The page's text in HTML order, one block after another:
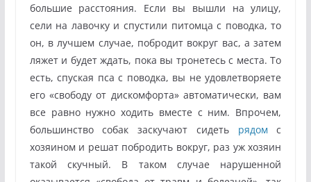
большие расстояния. Если вы вышли на улицу,
сели на лавочку и спустили питомца с поводка, то
он, в лучшем случае, побродит вокруг вас, а затем
ляжет и будет ждать, пока вы тронетесь с места. То
есть, спуская пса с поводка, вы не удовлетворяете
его «свободу от дискомфорта» автоматически, вам
все равно нужно ходить вместе с ним. Впрочем,
большинство собак заскучают сидеть рядомс
хозяином и решат побродить вокруг, раз уж хозяин
такой скучный. В таком случае нарушенной